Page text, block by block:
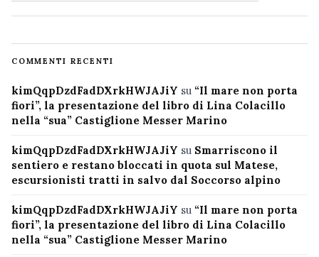
COMMENTI RECENTI
kimQqpDzdFadDXrkHWJAJiY su “Il mare non porta
fiori”, la presentazione del libro di Lina Colacillo
nella “sua” Castiglione Messer Marino
kimQqpDzdFadDXrkHWJAJiY su Smarriscono il
sentiero e restano bloccati in quota sul Matese,
escursionisti tratti in salvo dal Soccorso alpino
kimQqpDzdFadDXrkHWJAJiY su “Il mare non porta
fiori”, la presentazione del libro di Lina Colacillo
nella “sua” Castiglione Messer Marino